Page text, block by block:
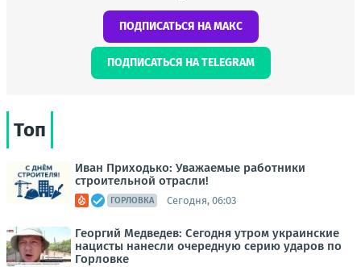
ПОДПИСАТЬСЯ НА МАКС
ПОДПИСАТЬСЯ НА TELEGRAM
Топ
Иван Приходько: Уважаемые работники
строительной отрасли!
ГОРЛОВКА Сегодня, 06:03
Георгий Медведев: Сегодня утром украинские
нацисты нанесли очередную серию ударов по
Горловке